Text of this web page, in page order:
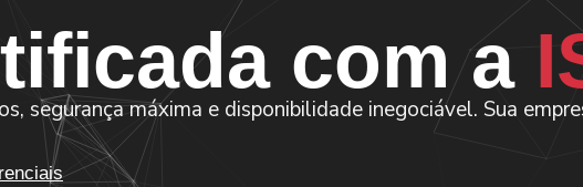
com a
segurança máxima e disponibilidade inegociável. Sua